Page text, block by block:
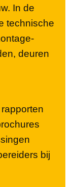
In de
technische
deuren
bij